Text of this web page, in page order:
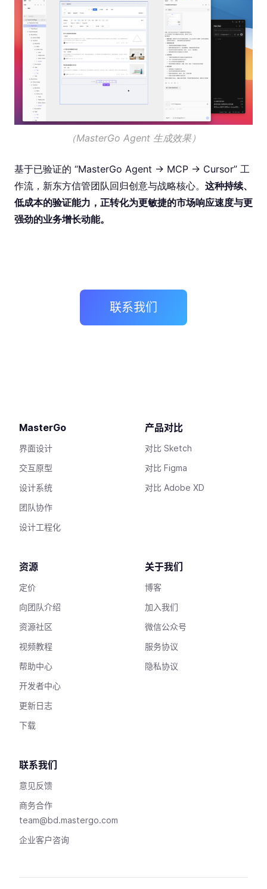
（MasterGo Agent 生成效果）
基于已验证的 “MasterGo Agent → MCP → Cursor” 工
作流，新东方信管团队回归创意与战略核心。 这种持续、
低成本的验证能力，正转化为更敏捷的市场响应速度与更
强劲的业务增长动能。
联系我们
MasterGo
界面设计
交互原型
设计系统
团队协作
设计工程化
产品对比
对比 Sketch
对比 Figma
对比 Adobe XD
资源
定价
向团队介绍
资源社区
视频教程
帮助中心
开发者中心
更新日志
下载
关于我们
博客
加入我们
微信公众号
服务协议
隐私协议
联系我们
意见反馈
商务合作
team@bd.mastergo.com
企业客户咨询